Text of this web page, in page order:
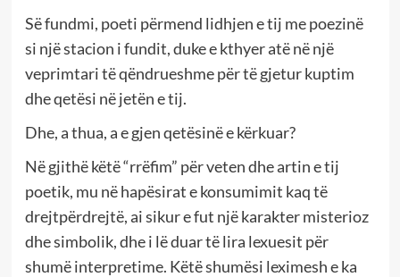
Së fundmi, poeti përmend lidhjen e tij me poezinë
si një stacion i fundit, duke e kthyer atë në një
veprimtari të qëndrueshme për të gjetur kuptim
dhe qetësi në jetën e tij.
Dhe, a thua, a e gjen qetësinë e kërkuar?
Në gjithë këtë “rrëfim” për veten dhe artin e tij
poetik, mu në hapësirat e konsumimit kaq të
drejtpërdrejtë, ai sikur e fut një karakter misterioz
dhe simbolik, dhe i lë duar të lira lexuesit për
shumë interpretime. Këtë shumësi leximesh e ka